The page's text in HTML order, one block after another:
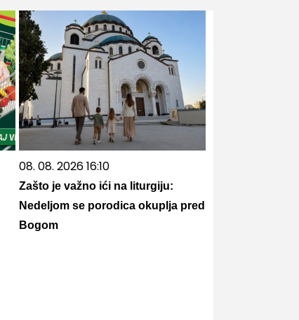
08. 08. 2026 16:10
Zašto je važno ići na liturgiju:
Nedeljom se porodica okuplja pred
Bogom